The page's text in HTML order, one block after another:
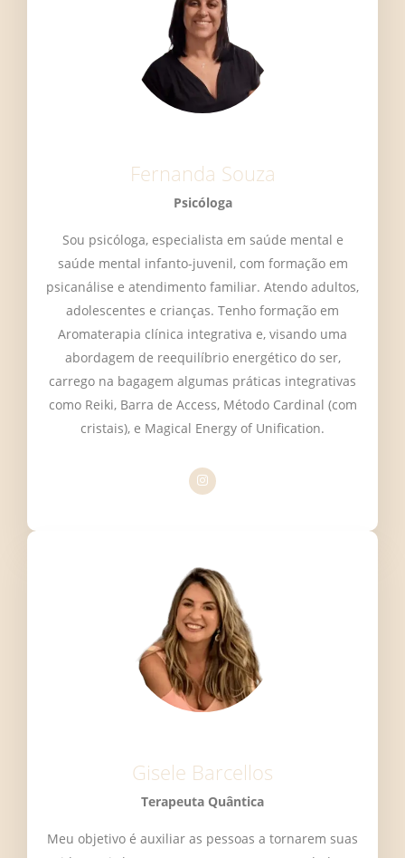
Fernanda Souza
Psicóloga
Sou psicóloga, especialista em saúde mental e
saúde mental infanto-juvenil, com formação em
psicanálise e atendimento familiar. Atendo adultos,
adolescentes e crianças. Tenho formação em
Aromaterapia clínica integrativa e, visando uma
abordagem de reequilíbrio energético do ser,
carrego na bagagem algumas práticas integrativas
como Reiki, Barra de Access, Método Cardinal (com
cristais), e Magical Energy of Unification.
Gisele Barcellos
Terapeuta Quântica
Meu objetivo é auxiliar as pessoas a tornarem suas